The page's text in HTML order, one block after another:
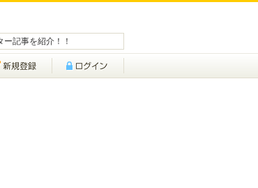
ー記事を紹介！！